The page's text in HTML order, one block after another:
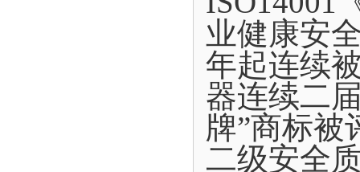
业健康安
年起连续
器连续二
牌”商标被
二级安全